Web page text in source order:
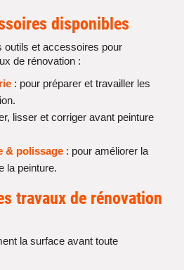
disponibles
outils et accessoires pour
de rénovation :
: pour préparer et travailler les
lisser et corriger avant peinture
& polissage : pour améliorer la
la peinture.
travaux de rénovation
la surface avant toute